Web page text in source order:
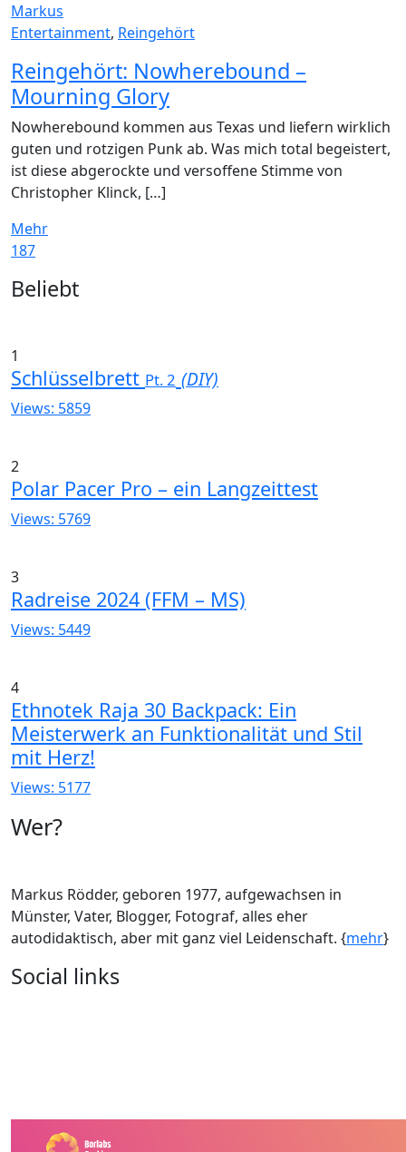
Markus
Entertainment, Reingehört
Reingehört: Nowherebound –
Mourning Glory
Nowherebound kommen aus Texas und liefern wirklich
guten und rotzigen Punk ab. Was mich total begeistert,
ist diese abgerockte und versoffene Stimme von
Christopher Klinck, […]
Mehr
187
Widgets
Beliebt
1
Schlüsselbrett Pt. 2 (DIY)
Views: 5859
2
Polar Pacer Pro – ein Langzeittest
Views: 5769
3
Radreise 2024 (FFM – MS)
Views: 5449
4
Ethnotek Raja 30 Backpack: Ein
Meisterwerk an Funktionalität und Stil
mit Herz!
Views: 5177
Wer?
Markus Rödder, geboren 1977, aufgewachsen in
Münster, Vater, Blogger, Fotograf, alles eher
autodidaktisch, aber mit ganz viel Leidenschaft. {mehr}
Social links